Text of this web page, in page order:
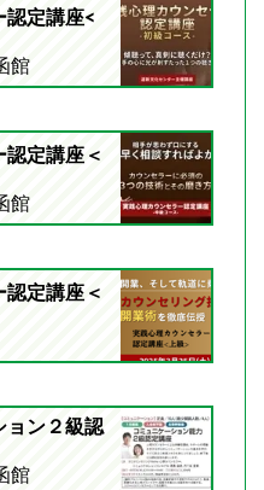
認定講座<
館
定講座＜
館
定講座＜
ョン２級認
館